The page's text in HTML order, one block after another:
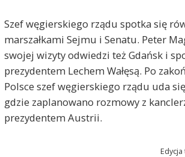
Szef węgierskiego rządu spotka się
marszałkami Sejmu i Senatu. Peter
swojej wizyty odwiedzi też Gdańsk i
prezydentem Lechem Wałęsą. Po
Polsce szef węgierskiego rządu uda
gdzie zaplanowano rozmowy z
prezydentem Austrii.